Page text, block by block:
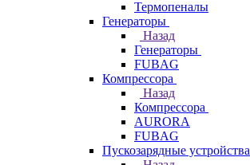
Термопеналы
Генераторы
Назад
Генераторы
FUBAG
Компрессора
Назад
Компрессора
AURORA
FUBAG
Пускозарядные устройства